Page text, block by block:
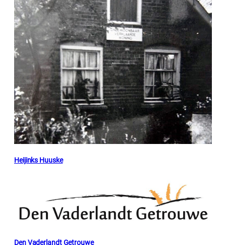
Heijinks Huuske
Den Vaderlandt Getrouwe